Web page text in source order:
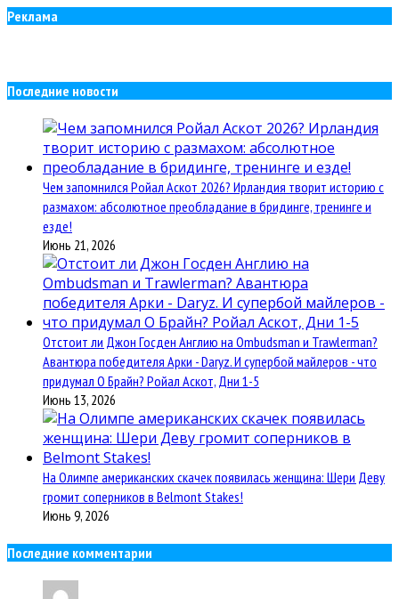
Реклама
Последние новости
Чем запомнился Ройал Аскот 2026? Ирландия творит историю с
размахом: абсолютное преобладание в бридинге, тренинге и
езде!
Июнь 21, 2026
Отстоит ли Джон Госден Англию на Ombudsman и Trawlerman?
Авантюра победителя Арки - Daryz. И супербой майлеров - что
придумал О Брайн? Ройал Аскот, Дни 1-5
Июнь 13, 2026
На Олимпе американских скачек появилась женщина: Шери Деву
громит соперников в Belmont Stakes!
Июнь 9, 2026
Последние комментарии